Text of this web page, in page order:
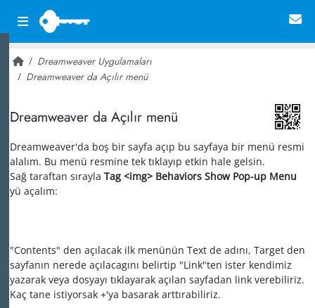
Dreamweaver Uygulamaları
Dreamweaver da Açılır menü
Dreamweaver da Açılır menü
Dreamweaver'da boş bir sayfa açıp bu sayfaya bir menü resmi
alalım. Bu menü resmine tek tıklayıp etkin hale gelsin.
Sağ taraftan sırayla Tag <img> Behaviors Show Pop-up Menu
yü açalım:
"Contents" den açılacak ilk menünün Text de adını, Target den
sayfanın nerede açılacagını belirtip "Link"ten ister kendimiz
yazarak veya dosyayı tıklayarak açılan sayfadan link verebiliriz.
Kaç tane istiyorsak +'ya basarak arttırabiliriz.